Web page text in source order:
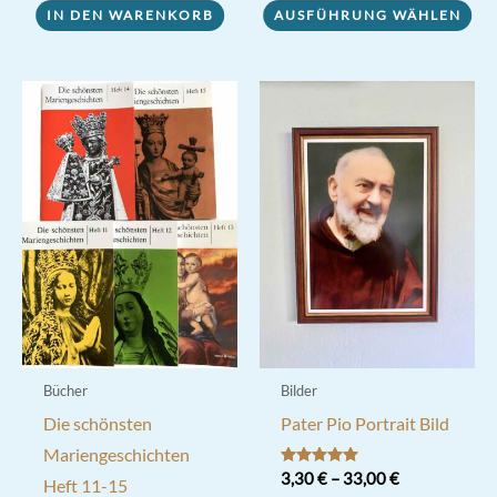
IN DEN WARENKORB AUSFÜHRUNG WÄHLEN
Produkt
mehrere
auf.
Die
Optionen
können
auf
der
Produktseite
werden
Bücher
Die schönsten
Mariengeschichten
Heft 11-15
Bilder
Pater Pio Portrait Bild
Bewertet mit
5.00
3,30€– 33,00€